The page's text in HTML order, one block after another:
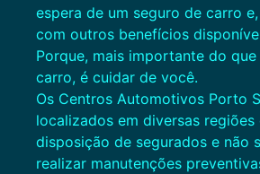
espera de um seguro de carro
com outros benefícios
Porque, mais importante do
carro, é cuidar de você.
Os Centros Automotivos Porto
localizados em diversas regiões
disposição de segurados e não
realizar manutenções